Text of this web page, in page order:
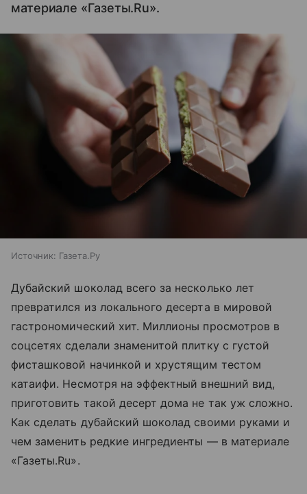
материале «Газеты.Ru».
Источник: Газета.Ру
Дубайский шоколад всего за несколько лет
превратился из локального десерта в мировой
гастрономический хит. Миллионы просмотров в
соцсетях сделали знаменитой плитку с густой
фисташковой начинкой и хрустящим тестом
катаифи. Несмотря на эффектный внешний вид,
приготовить такой десерт дома не так уж сложно.
Как сделать дубайский шоколад своими руками и
чем заменить редкие ингредиенты — в материале
«Газеты.Ru».